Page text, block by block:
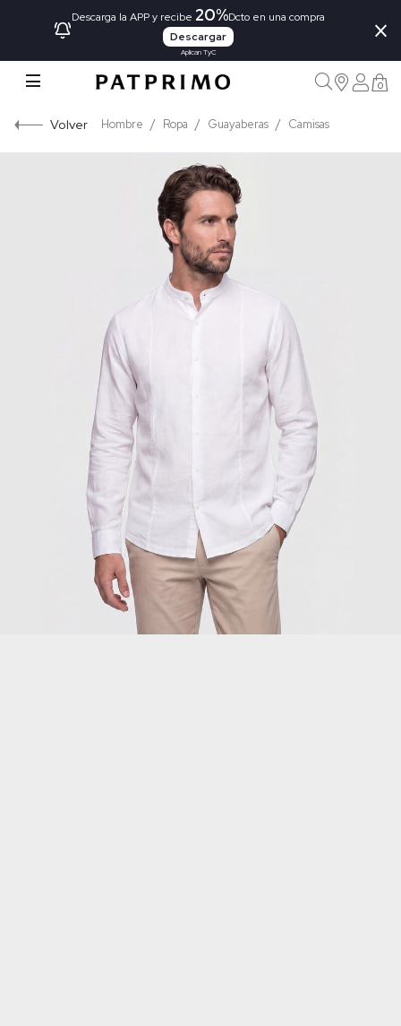
Descarga la APP y recibe 20%Dcto en una compra
Descargar
Aplican TyC
×
0
Volver Hombre Ropa Guayaberas Camisas